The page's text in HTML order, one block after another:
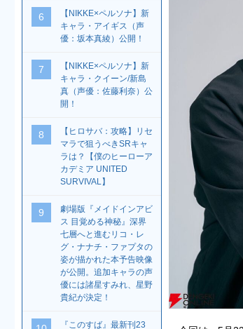
6
【NIKKE×ペルソナ】新
キャラ・アイギス（声
優：坂本真綾）公開！
7
【NIKKE×ペルソナ】新
キャラ・クイーン/新島
真（声優：佐藤利奈）公
開！
8
【ヒロサバ：攻略】リセ
マラで狙うべきSRキャ
ラは？【僕のヒーローア
カデミア UNITED
SURVIVAL】
9
劇場版『メイドインアビ
ス 目覚める神秘』深界
七層へと進むリコ・レ
グ・ナナチ・ファプタの
姿が描かれた本予告映像
が公開。追加キャラの声
優には諸星すみれ、星野
貴紀が決定！
『このすば』最新刊23